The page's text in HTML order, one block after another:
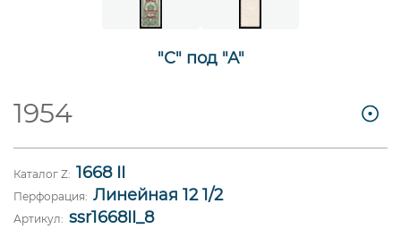
"С" под "А"
1954
Каталог Z: 1668 II
Перфорация: Линейная 12 1/2
Артикул: ssr1668II_8